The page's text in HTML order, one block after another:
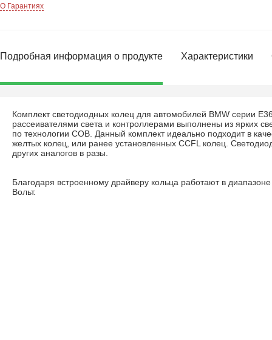
О Гарантиях
Подробная информация о продукте Характеристики
Комплект светодиодных колец для автомобилей BMW серии
рассеивателями света и контроллерами выполнены из ярких
по технологии COB. Данный комплект идеально подходит в
желтых колец, или ранее установленных CCFL колец.
других аналогов в разы.
Благодаря встроенному драйверу кольца работают в
Вольт.